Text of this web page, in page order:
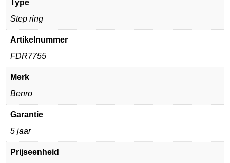
Type
Step ring
Artikelnummer
FDR7755
Merk
Benro
Garantie
5 jaar
Prijseenheid